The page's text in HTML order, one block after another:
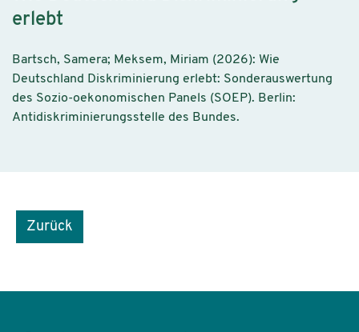
erlebt
Bartsch, Samera; Meksem, Miriam (2026): Wie
Deutschland Diskriminierung erlebt: Sonderauswertung
des Sozio-oekonomischen Panels (SOEP). Berlin:
Antidiskriminierungsstelle des Bundes.
Zurück